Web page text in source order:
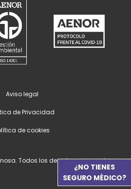
Todos los derechos reservados.
Aviso legal
de Privacidad
de cookies
¿NO TIENES
SEGURO MÉDICO?